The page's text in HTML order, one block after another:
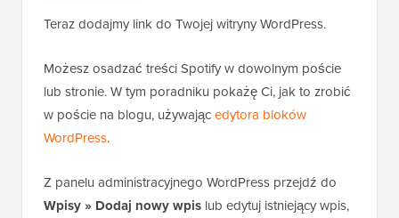
Teraz dodajmy link do Twojej witryny WordPress.
Możesz osadzać treści Spotify w dowolnym poście
lub stronie. W tym poradniku pokażę Ci, jak to zrobić
w poście na blogu, używającedytora bloków
WordPress.
Z panelu administracyjnego WordPress przejdź do
Wpisy » Dodaj nowy wpis lub edytuj istniejący wpis,